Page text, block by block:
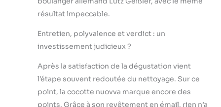
résultat impeccable.
Entretien, polyvalence et verdict : un
investissement judicieux ?
Après la satisfaction de la dégustation vient
l’étape souvent redoutée du nettoyage. Sur ce
point, la cocotte nuovva marque encore des
points. Grâce à son revêtement en émail, rien n’a